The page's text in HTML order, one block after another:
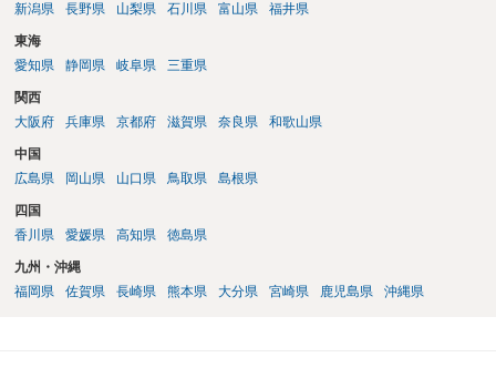
新潟県
長野県 山梨県 石川県 富山県 福井県
東海
愛知県
静岡県 岐阜県 三重県
関西
大阪府
兵庫県 京都府 滋賀県 奈良県 和歌山県
中国
広島県
岡山県 山口県 鳥取県 島根県
四国
香川県
愛媛県 高知県 徳島県
九州・沖縄
福岡県
佐賀県 長崎県 熊本県 大分県 宮崎県 鹿児島県 沖縄県